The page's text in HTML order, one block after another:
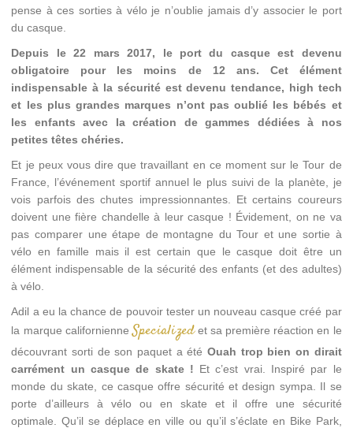
pense à ces sorties à vélo je n’oublie jamais d’y associer le port
du casque.
Depuis le 22 mars 2017, le port du casque est devenu
obligatoire pour les moins de 12 ans. Cet élément
indispensable à la sécurité est devenu tendance, high tech
et les plus grandes marques n’ont pas oublié les bébés et
les enfants avec la création de gammes dédiées à nos
petites têtes chéries.
Et je peux vous dire que travaillant en ce moment sur le Tour de
France, l’événement sportif annuel le plus suivi de la planète, je
vois parfois des chutes impressionnantes. Et certains coureurs
doivent une fière chandelle à leur casque ! Évidement, on ne va
pas comparer une étape de montagne du Tour et une sortie à
vélo en famille mais il est certain que le casque doit être un
élément indispensable de la sécurité des enfants (et des adultes)
à vélo.
Adil a eu la chance de pouvoir tester un nouveau casque créé par
la marque californienne Specializedet sa première réaction en le
découvrant sorti de son paquet a été Ouah trop bien on dirait
carrément un casque de skate ! Et c’est vrai. Inspiré par le
monde du skate, ce casque offre sécurité et design sympa. Il se
porte d’ailleurs à vélo ou en skate et il offre une sécurité
optimale. Qu’il se déplace en ville ou qu’il s’éclate en Bike Park,